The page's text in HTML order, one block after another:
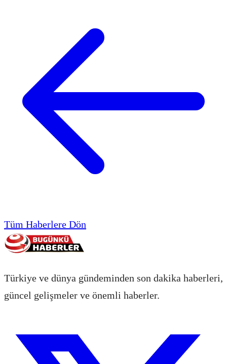
Tüm Haberlere Dön
Türkiye ve dünya gündeminden son dakika haberleri,
güncel gelişmeler ve önemli haberler.